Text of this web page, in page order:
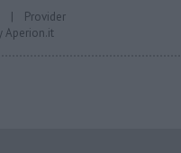
| Provider
Aperion.it